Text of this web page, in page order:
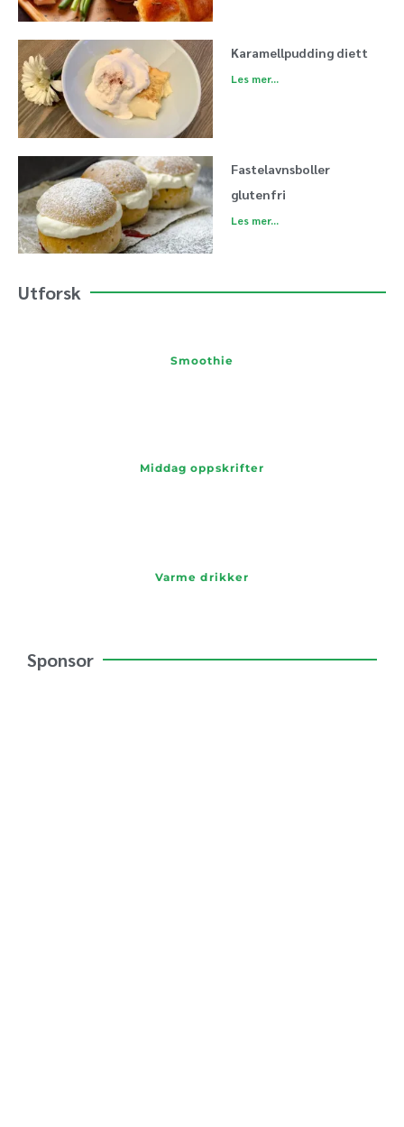
Karamellpudding diett
Les mer...
Fastelavnsboller
glutenfri
Les mer...
Utforsk
Smoothie
Middag oppskrifter
Varme drikker
Sponsor